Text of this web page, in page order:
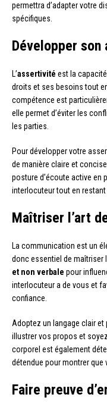
permettra d’adapter votre
spécifiques.
Développer
L’assertivité est la
droits et ses besoins tout
compétence est
elle permet d’éviter les
les parties.
Pour développer votre
de manière claire et
posture d’écoute active en
interlocuteur tout en
Maîtriser l’art
La communication est un
donc essentiel de maîtriser
et non verbale pour
interlocuteur a de vous et
confiance.
Adoptez un langage clair
illustrer vos propos et
corporel est également
détendue pour montrer que
Faire preuve